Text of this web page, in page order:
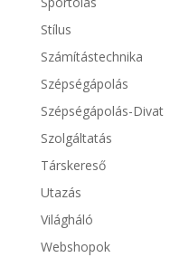
Stílus
Számítástechnika
Szépségápolás
Szépségápolás-Divat
Szolgáltatás
Társkereső
Utazás
Világháló
Webshopok